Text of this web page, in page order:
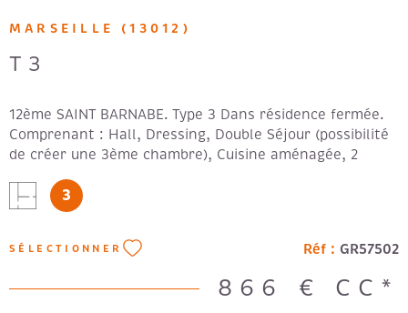
MARSEILLE (13012)
T3
12ème SAINT BARNABE. Type 3 Dans résidence fermée.
Comprenant : Hall, Dressing, Double Séjour (possibilité
de créer une 3ème chambre), Cuisine aménagée, 2
collocation. Loyer: 786 € + 80 € de provisions de
charges. Forfait: 410€
3
SÉLECTIONNER Réf : GR57502
866 € CC*